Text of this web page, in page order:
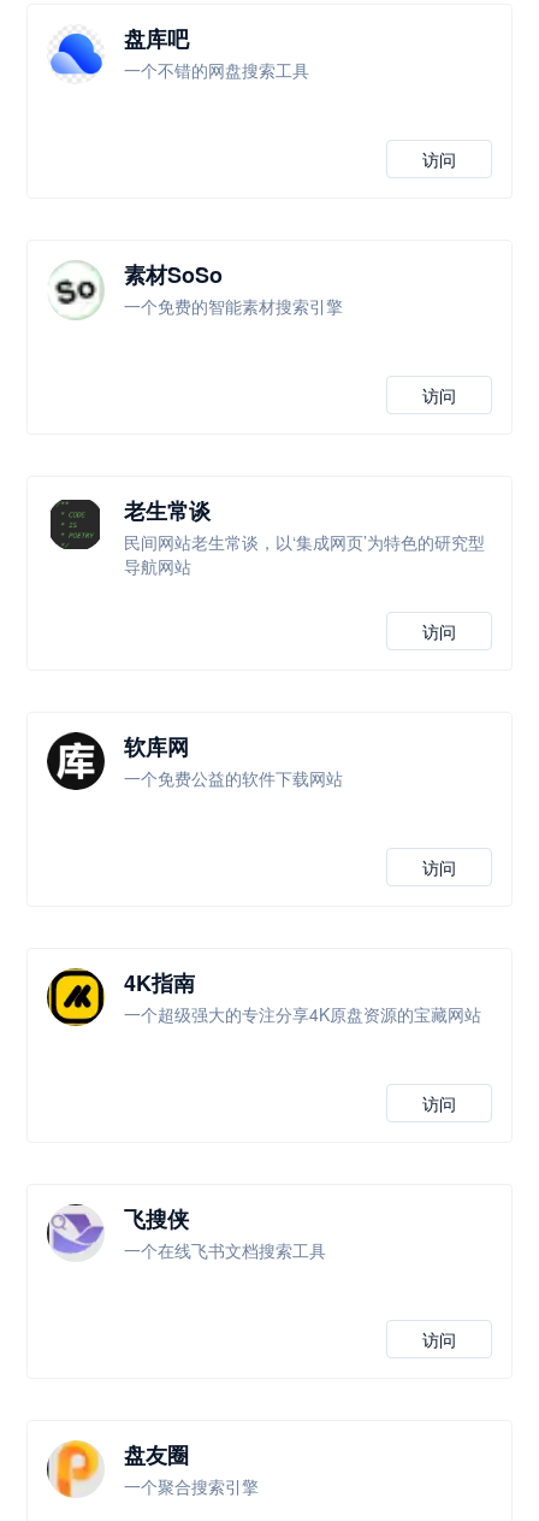
盘库吧
一个不错的网盘搜索工具
访问
素材SoSo
一个免费的智能素材搜索引擎
访问
老生常谈
民间网站老生常谈，以‘集成网页’为特色的研究型
导航网站
访问
软库网
一个免费公益的软件下载网站
访问
4K指南
一个超级强大的专注分享4K原盘资源的宝藏网站
访问
飞搜侠
一个在线飞书文档搜索工具
访问
盘友圈
一个聚合搜索引擎